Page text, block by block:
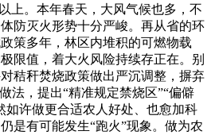
上。本年春天，大风气候也多，不
防灭火形势十分严峻。再从省的环
策多年，林区内堆积的可燃物载
限值，着大火风险持续存正在。别
秸秆焚烧政策做出严沉调整，摒弃
法，提出“精准规定禁烧区”“偏僻
如许做更合适农人好处、也愈加科
是有可能发生“跑火”现象。做为农